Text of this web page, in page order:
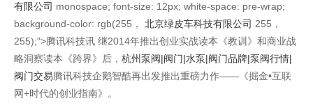
有限公司 monospace; font-size: 12px; white-space: pre-wrap;
background-color: rgb(255， 北京绿皮车科技有限公司 255，
255);">腾讯科技讯 继2014年推出创业实战读本《教训》和商业战
略洞察读本《跨界》后， 杭州泵阀|阀门|水泵|阀门品牌|泵阀行情|
阀门交易腾讯科技企鹅智酷再出发推出重磅力作——《掘金•互联
网+时代的创业指南》。